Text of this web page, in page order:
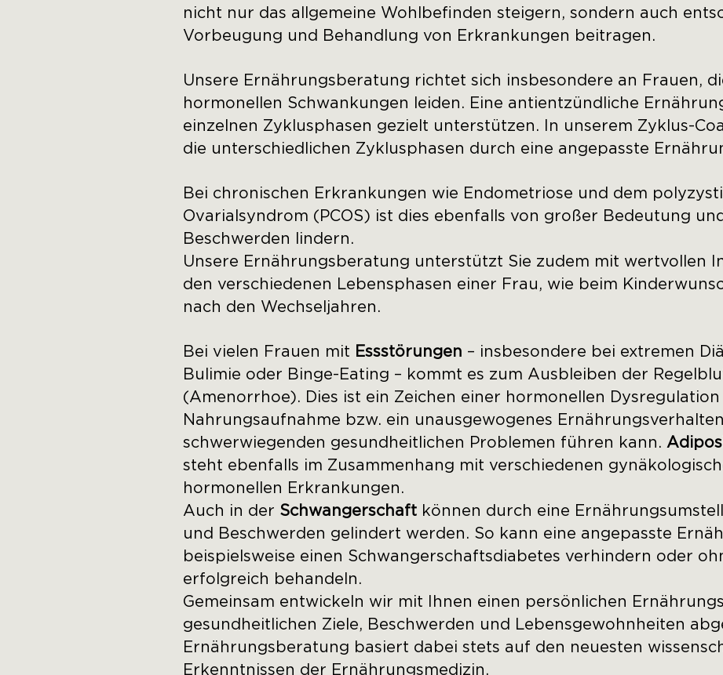
nicht nur das allgemeine Wohlbefinden steigern, sondern auch
Vorbeugung und Behandlung von Erkrankungen beitragen.
Unsere Ernährungsberatung richtet sich insbesondere an Frauen,
hormonellen Schwankungen leiden. Eine anti­entzündliche
einzelnen Zyklusphasen gezielt unterstützen. In unserem Zyklus-
die unterschiedlichen Zyklusphasen durch eine angepasste
Bei chronischen Erkrankungen wie Endometriose und dem
Ovarialsyndrom (PCOS) ist dies ebenfalls von großer Bedeutung
Beschwerden lindern.
Unsere Ernährungsberatung unterstützt Sie zudem mit wertvollen
den verschiedenen Lebensphasen einer Frau, wie beim
nach den Wechseljahren.
Bei vielen Frauen mit Essstörungen – insbesondere bei extremen
Bulimie oder Binge-Eating – kommt es zum Ausbleiben der
(Amenorrhoe). Dies ist ein Zeichen einer hormonellen
Nahrungsaufnahme bzw. ein unausgewogenes
schwerwiegenden gesundheitlichen Problemen führen kann.
steht ebenfalls im Zusammenhang mit verschiedenen
hormonellen Erkrankungen.
Auch in der Schwangerschaft können durch eine
und Beschwerden gelindert werden. So kann eine angepasste
beispielsweise einen Schwangerschaftsdiabetes verhindern oder
erfolgreich behandeln.
Gemeinsam entwickeln wir mit Ihnen einen persönlichen
gesundheitlichen Ziele, Beschwerden und Lebensgewohnheiten
Ernährungsberatung basiert dabei stets auf den neuesten
Erkenntnissen der Ernährungsmedizin.